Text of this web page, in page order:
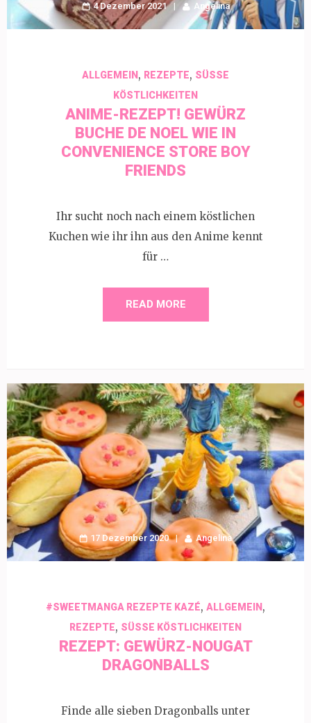
4 Dezember 2021 Angelina
ALLGEMEIN , REZEPTE, SÜSSE K
ÖSTLICHKEITEN
ANIME-REZEPT! GEWÜRZ
BUCHE DE NOEL WIE IN
CONVENIENCE STORE BOY
FRIENDS
Ihr sucht noch nach einem köstlichen
Kuchen wie ihr ihn aus den Anime kennt
für …
READ MORE
17 Dezember 2020 Angelina
#SWEETMANGA REZEPTE KAZÉ, ALLGEMEIN ,
REZEPTE, SÜSSE KÖSTLICHKEITEN
REZEPT: GEWÜRZ-NOUGAT
DRAGONBALLS
Finde alle sieben Dragonballs unter